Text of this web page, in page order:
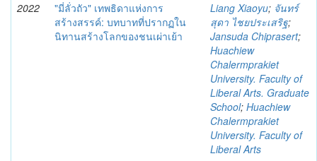
2022
"มี่ลั่วถัว" เทพธิดาแห่งการ
สร้างสรรค์: บทบาทที่ปรากฏใน
นิทานสร้างโลกของชนเผ่าเย้า
Liang Xiaoyu; จันทร์
สุดา ไชยประเสริฐ;
Jansuda Chiprasert;
Huachiew
Chalermprakiet
University. Faculty of
Liberal Arts. Graduate
School; Huachiew
Chalermprakiet
University. Faculty of
Liberal Arts